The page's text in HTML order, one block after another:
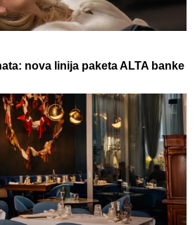
nova linija paketa ALTA banke